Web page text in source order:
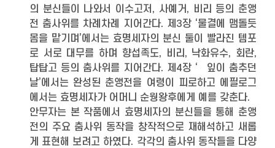
의 분신들이 나와서 이수고저, 사예거, 비리 등의 춘앵
전 춤사위를 차례차례 지어간다. 제3장 ‘물결에 맴돌듯
몸을 맡기며’에서는 효명세자의 분신 둘이 빨라진 템포
로 서로 대무를 하며 향섭족도, 비리, 낙화유수, 회란,
탑탑고 등의 춤사위를 지어간다. 제4장 ‘끛잎이 춤추던
날’에서는 완성된 춘앵전을 여령이 피로하고 에필로그
에서는 효명세자가 어머니 순웡왕후에게 예를 갖춘다.
안무자는 본 작품에서 효명세자의 분신들을 통해 춘앵
전의 주요 춤사위 동작을 창작적으로 재해석하고 새롭
게 표현해 보려고 하였다. 각각의 춤사위 동작들을 다양